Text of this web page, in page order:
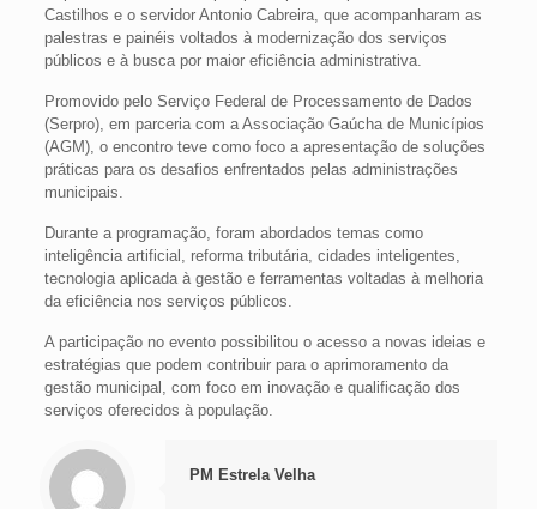
Castilhos e o servidor Antonio Cabreira, que acompanharam as
palestras e painéis voltados à modernização dos serviços
públicos e à busca por maior eficiência administrativa.
Promovido pelo Serviço Federal de Processamento de Dados
(Serpro), em parceria com a Associação Gaúcha de Municípios
(AGM), o encontro teve como foco a apresentação de soluções
práticas para os desafios enfrentados pelas administrações
municipais.
Durante a programação, foram abordados temas como
inteligência artificial, reforma tributária, cidades inteligentes,
tecnologia aplicada à gestão e ferramentas voltadas à melhoria
da eficiência nos serviços públicos.
A participação no evento possibilitou o acesso a novas ideias e
estratégias que podem contribuir para o aprimoramento da
gestão municipal, com foco em inovação e qualificação dos
serviços oferecidos à população.
PM Estrela Velha